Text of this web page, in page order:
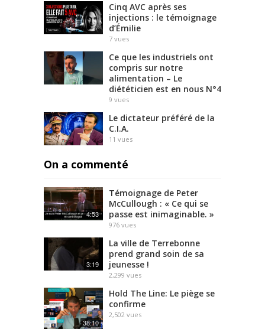
Cinq AVC après ses
injections : le témoignage
d’Émilie
7 vues
Ce que les industriels ont
compris sur notre
alimentation – Le
diététicien est en nous N°4
9 vues
Le dictateur préféré de la
C.I.A.
11 vues
On a commenté
4:53
Témoignage de Peter
McCullough : « Ce qui se
passe est inimaginable. »
976 vues
3:19
La ville de Terrebonne
prend grand soin de sa
jeunesse !
2,299 vues
38:10
Hold The Line: Le piège se
confirme
2,502 vues